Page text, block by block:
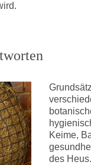
Keime,
des